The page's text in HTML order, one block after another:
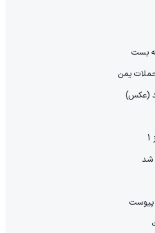
بست
یمن
(عکس)
شد
پیوست